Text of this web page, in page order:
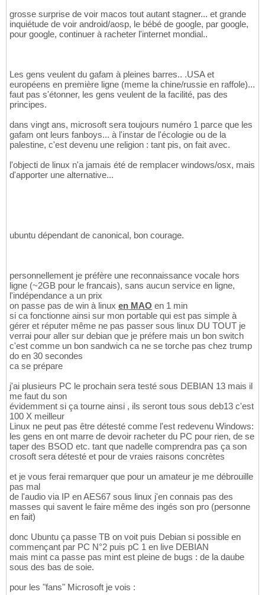
grosse surprise de voir macos tout autant stagner... et grande
inquiétude de voir android/aosp, le bébé de google, par google,
pour google, continuer à racheter l'internet mondial..
Les gens veulent du gafam à pleines barres.. .USA et
européens en première ligne (meme la chine/russie en raffole)...
faut pas s'étonner, les gens veulent de la facilité, pas des
principes.
dans vingt ans, microsoft sera toujours numéro 1 parce que les
gafam ont leurs fanboys... à l'instar de l'écologie ou de la
palestine, c'est devenu une religion : tant pis, on fait avec.
l'objecti de linux n'a jamais été de remplacer windows/osx, mais
d'apporter une alternative...
ubuntu dépendant de canonical, bon courage.
personnellement je préfère une reconnaissance vocale hors
ligne (~2GB pour le francais), sans aucun service en ligne,
l'indépendance a un prix
on passe pas de win à linux en MAO en 1 min
si ca fonctionne ainsi sur mon portable qui est pas simple à
gérer et réputer même ne pas passer sous linux DU TOUT je
verrai pour aller sur debian que je préfere mais un bon switch
c'est comme un bon sandwich ca ne se torche pas chez trump
do en 30 secondes
ca se prépare
j'ai plusieurs PC le prochain sera testé sous DEBIAN 13 mais il
me faut du son
évidemment si ça tourne ainsi , ils seront tous sous deb13 c'est
100 X meilleur
Linux ne peut pas être détesté comme l'est redevenu Windows:
les gens en ont marre de devoir racheter du PC pour rien, de se
taper des BSOD etc. tant que nadelle comprendra pas ça son
crosoft sera détesté et pour de vraies raisons concrètes
et je vous ferai remarquer que pour un amateur je me débrouille
pas mal
de l'audio via IP en AES67 sous linux j'en connais pas des
masses qui savent le faire même des ingés son pro (personne
en fait)
donc Ubuntu ça passe TB on voit puis Debian si possible en
commençant par PC N°2 puis pC 1 en live DEBIAN
mais mint ca passe pas mint est pleine de bugs : de la daube
sous des bas de soie.
pour les "fans" Microsoft je vois :